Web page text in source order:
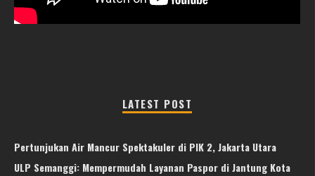
LATEST POST
Pertunjukan Air Mancur Spektakuler di PIK 2, Jakarta Utara
ULP Semanggi: Mempermudah Layanan Paspor di Jantung Kota